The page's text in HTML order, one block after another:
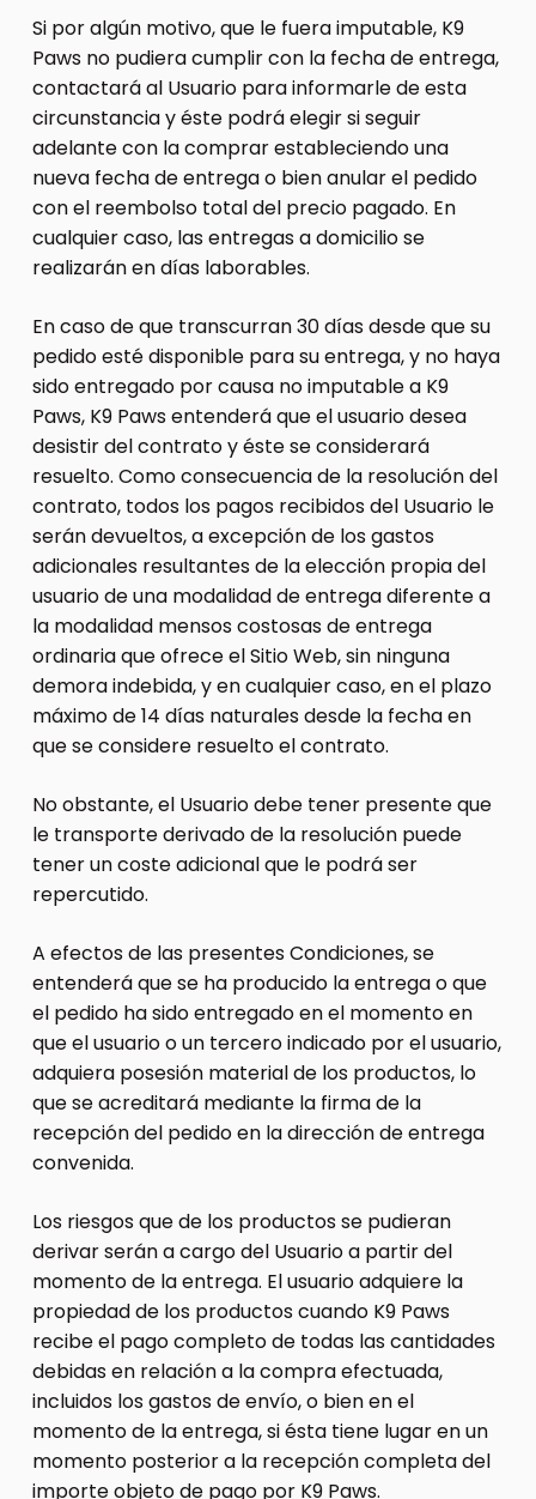
Si por algún motivo, que le fuera imputable, K9
Paws no pudiera cumplir con la fecha de entrega,
contactará al Usuario para informarle de esta
circunstancia y éste podrá elegir si seguir
adelante con la comprar estableciendo una
nueva fecha de entrega o bien anular el pedido
con el reembolso total del precio pagado. En
cualquier caso, las entregas a domicilio se
realizarán en días laborables.
En caso de que transcurran 30 días desde que su
pedido esté disponible para su entrega, y no haya
sido entregado por causa no imputable a K9
Paws, K9 Paws entenderá que el usuario desea
desistir del contrato y éste se considerará
resuelto. Como consecuencia de la resolución del
contrato, todos los pagos recibidos del Usuario le
serán devueltos, a excepción de los gastos
adicionales resultantes de la elección propia del
usuario de una modalidad de entrega diferente a
la modalidad mensos costosas de entrega
ordinaria que ofrece el Sitio Web, sin ninguna
demora indebida, y en cualquier caso, en el plazo
máximo de 14 días naturales desde la fecha en
que se considere resuelto el contrato.
No obstante, el Usuario debe tener presente que
le transporte derivado de la resolución puede
tener un coste adicional que le podrá ser
repercutido.
A efectos de las presentes Condiciones, se
entenderá que se ha producido la entrega o que
el pedido ha sido entregado en el momento en
que el usuario o un tercero indicado por el usuario,
adquiera posesión material de los productos, lo
que se acreditará mediante la firma de la
recepción del pedido en la dirección de entrega
convenida.
Los riesgos que de los productos se pudieran
derivar serán a cargo del Usuario a partir del
momento de la entrega. El usuario adquiere la
propiedad de los productos cuando K9 Paws
recibe el pago completo de todas las cantidades
debidas en relación a la compra efectuada,
incluidos los gastos de envío, o bien en el
momento de la entrega, si ésta tiene lugar en un
momento posterior a la recepción completa del
importe objeto de pago por K9 Paws.